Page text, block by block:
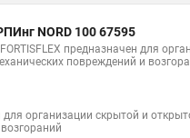
NORD 100 67595
предназначен для
повреждений и
организации скрытой и